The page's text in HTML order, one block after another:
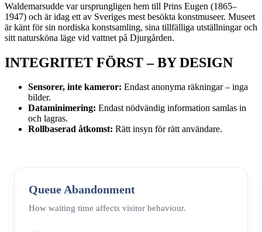
Waldemarsudde var ursprungligen hem till Prins Eugen (1865–
1947) och är idag ett av Sveriges mest besökta konstmuseer. Museet
är känt för sin nordiska konstsamling, sina tillfälliga utställningar och
sitt natursköna läge vid vattnet på Djurgården.
INTEGRITET FÖRST – BY DESIGN
Sensorer, inte kameror: Endast anonyma räkningar – inga
bilder.
Dataminimering: Endast nödvändig information samlas in
och lagras.
Rollbaserad åtkomst: Rätt insyn för rätt användare.
Queue Abandonment
How waiting time affects visitor behaviour.